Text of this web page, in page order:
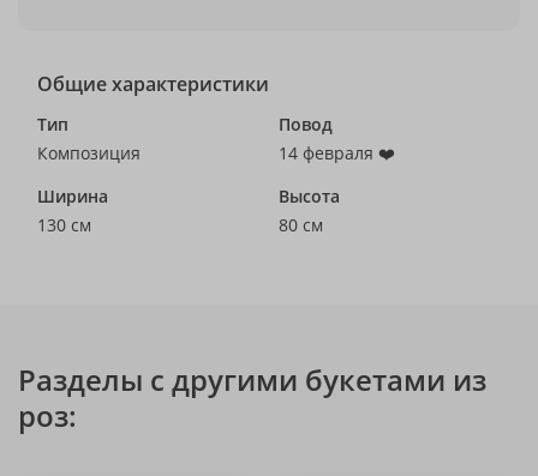
Общие характеристики
Тип
Композиция
Повод
14 февраля ❤️
Ширина
130 см
Высота
80 см
Разделы с другими букетами из
роз: